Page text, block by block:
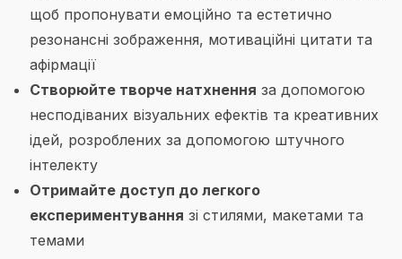
щоб пропонувати емоційно та естетично
резонансні зображення, мотиваційні цитати та
афірмації
Створюйте творче натхнення за допомогою
несподіваних візуальних ефектів та креативних
ідей, розроблених за допомогою штучного
інтелекту
Отримайте доступ до легкого
експериментування зі стилями, макетами та
темами